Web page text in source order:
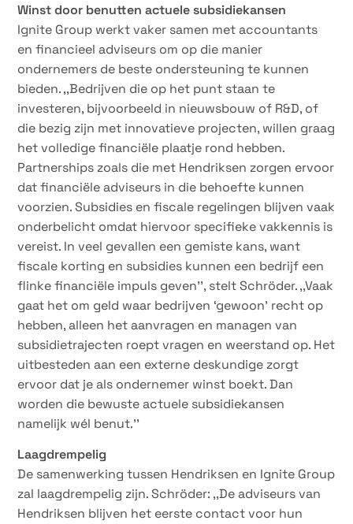
Winst door benutten actuele subsidiekansen
Ignite Group werkt vaker samen met accountants
en financieel adviseurs om op die manier
ondernemers de beste ondersteuning te kunnen
bieden. ,,Bedrijven die op het punt staan te
investeren, bijvoorbeeld in nieuwsbouw of R&D, of
die bezig zijn met innovatieve projecten, willen graag
het volledige financiële plaatje rond hebben.
Partnerships zoals die met Hendriksen zorgen ervoor
dat financiële adviseurs in die behoefte kunnen
voorzien. Subsidies en fiscale regelingen blijven vaak
onderbelicht omdat hiervoor specifieke vakkennis is
vereist. In veel gevallen een gemiste kans, want
fiscale korting en subsidies kunnen een bedrijf een
flinke financiële impuls geven’’, stelt Schröder. ,,Vaak
gaat het om geld waar bedrijven ‘gewoon’ recht op
hebben, alleen het aanvragen en managen van
subsidietrajecten roept vragen en weerstand op. Het
uitbesteden aan een externe deskundige zorgt
ervoor dat je als ondernemer winst boekt. Dan
worden die bewuste actuele subsidiekansen
namelijk wél benut.’’
Laagdrempelig
De samenwerking tussen Hendriksen en Ignite Group
zal laagdrempelig zijn. Schröder: ,,De adviseurs van
Hendriksen blijven het eerste contact voor hun